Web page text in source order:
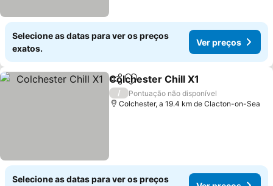
Selecione as datas para ver os preços
exatos.
Ver preços
PartilharAdicionar aos favoritos
Colchester Chill X1
/
Pontuação não disponível
Colchester, a 19.4 km de Clacton-on-Sea
Selecione as datas para ver os preços